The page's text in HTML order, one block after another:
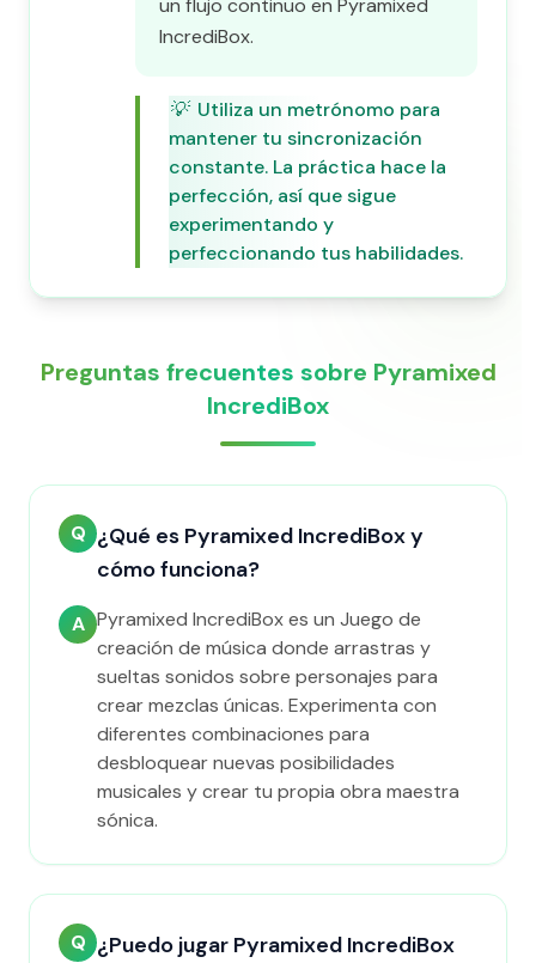
un flujo continuo en Pyramixed
IncrediBox.
💡 Utiliza un metrónomo para
mantener tu sincronización
constante. La práctica hace la
perfección, así que sigue
experimentando y
perfeccionando tus habilidades.
Preguntas frecuentes sobre Pyramixed
IncrediBox
Q ¿Qué es Pyramixed IncrediBox y
cómo funciona?
A Pyramixed IncrediBox es un Juego de
creación de música donde arrastras y
sueltas sonidos sobre personajes para
crear mezclas únicas. Experimenta con
diferentes combinaciones para
desbloquear nuevas posibilidades
musicales y crear tu propia obra maestra
sónica.
Q ¿Puedo jugar Pyramixed IncrediBox